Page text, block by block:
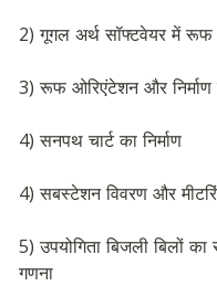
2) गूगल अर्थ सॉफ्टवेयर में रूफ
3) रूफ ओरिएंटेशन और
4) सनपथ चार्ट का निर्माण
4) सबस्टेशन विवरण और
5) उपयोगिता बिजली बिलों
गणना